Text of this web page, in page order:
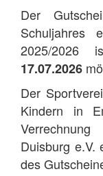
Der
Schuljahres
2025/2026
17.07.2026
Der
Kindern in
Duisburg e.V.
des